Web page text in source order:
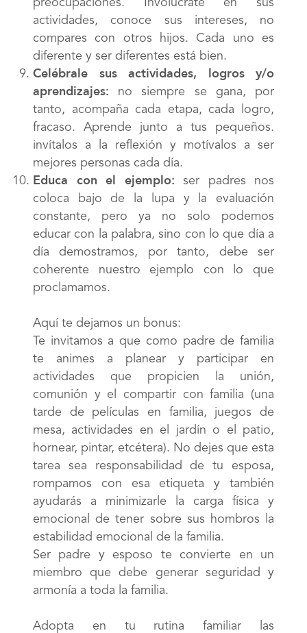
preocupaciones. Involúcrate en sus
actividades, conoce sus intereses, no
compares con otros hijos. Cada uno es
diferente y ser diferentes está bien.
Celébrale sus actividades, logros y/o
aprendizajes: no siempre se gana, por
tanto, acompaña cada etapa, cada logro,
fracaso. Aprende junto a tus pequeños.
invítalos a la reflexión y motívalos a ser
mejores personas cada día.
Educa con el ejemplo: ser padres nos
coloca bajo de la lupa y la evaluación
constante, pero ya no solo podemos
educar con la palabra, sino con lo que día a
día demostramos, por tanto, debe ser
coherente nuestro ejemplo con lo que
proclamamos.
Aquí te dejamos un bonus:
Te invitamos a que como padre de familia
te animes a planear y participar en
actividades que propicien la unión,
comunión y el compartir con familia (una
tarde de películas en familia, juegos de
mesa, actividades en el jardín o el patio,
hornear, pintar, etcétera). No dejes que esta
tarea sea responsabilidad de tu esposa,
rompamos con esa etiqueta y también
ayudarás a minimizarle la carga física y
emocional de tener sobre sus hombros la
estabilidad emocional de la familia.
Ser padre y esposo te convierte en un
miembro que debe generar seguridad y
armonía a toda la familia.
Adopta en tu rutina familiar las